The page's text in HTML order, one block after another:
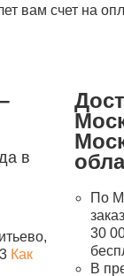
вам счет на
в
Как
По
30
В